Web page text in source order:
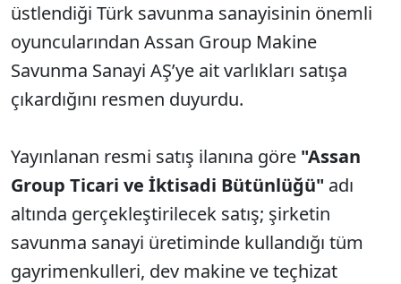
üstlendiği Türk savunma sanayisinin önemli
oyuncularından Assan Group Makine
Savunma Sanayi AŞ’ye ait varlıkları satışa
çıkardığını resmen duyurdu.
Yayınlanan resmi satış ilanına göre "Assan
Group Ticari ve İktisadi Bütünlüğü" adı
altında gerçekleştirilecek satış; şirketin
savunma sanayi üretiminde kullandığı tüm
gayrimenkulleri, dev makine ve teçhizat